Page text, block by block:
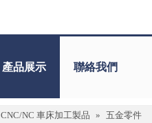
產品展示 聯絡我們
CNC/NC 車床加工製品 » 五金零件